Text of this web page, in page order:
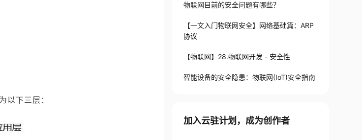
以下三层：
物联网目前的安全问题有哪些？
【一文入门物联网安全】网络基础篇：ARP
协议
【物联网】28.物联网开发 - 安全性
智能设备的安全隐患：物联网(IoT)安全指南
加入云驻计划，成为创作者